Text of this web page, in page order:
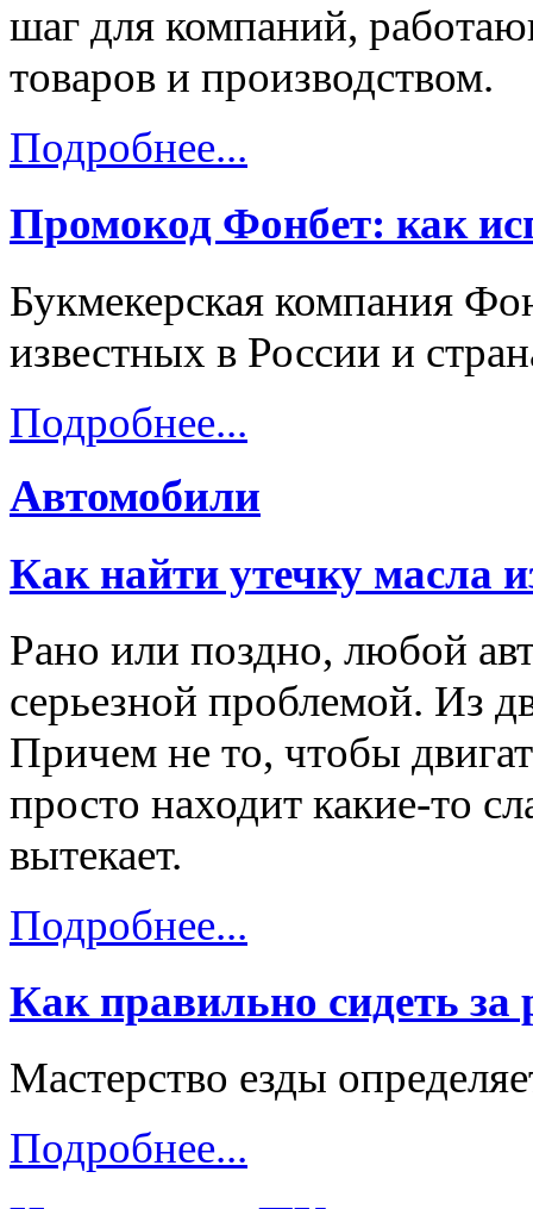
шаг для компаний,
товаров и производством.
Подробнее...
Промокод Фонбет: как
Букмекерская компания
известных в России и
Подробнее...
Автомобили
Как найти утечку масла
Рано или поздно, любой
серьезной проблемой. Из
Причем не то, чтобы
просто находит какие-то
вытекает.
Подробнее...
Как правильно сидеть за
Мастерство езды
Подробнее...